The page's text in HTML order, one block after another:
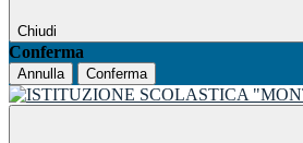
Chiudi
Conferma
Annulla Conferma